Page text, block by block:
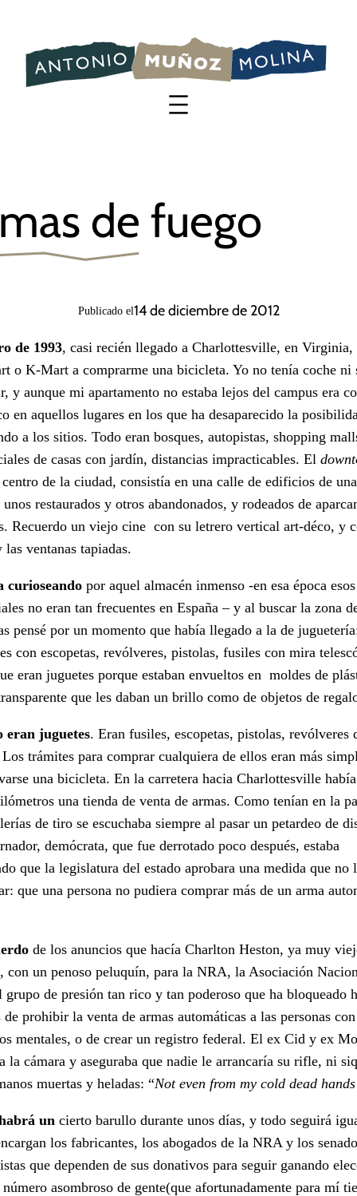
contenido
de fuego
Publicado el14 de diciembre de 2012
de 1993, casi recién llegado a Charlottesville, en
o K-Mart a comprarme una bicicleta. Yo no tenía coche ni
y aunque mi apartamento no estaba lejos del campus era
en aquellos lugares en los que ha desaparecido la
a los sitios. Todo eran bosques, autopistas, shopping
de casas con jardín, distancias impracticables. El
de la ciudad, consistía en una calle de edificios de
restaurados y otros abandonados, y rodeados de
Recuerdo un viejo cine con su letrero vertical art-déco, y
las ventanas tapiadas.
curioseando por aquel almacén inmenso -en esa época
no eran tan frecuentes en España – y al buscar la zona
pensé por un momento que había llegado a la de
con escopetas, revólveres, pistolas, fusiles con mira
eran juguetes porque estaban envueltos en moldes de
que les daban un brillo como de objetos de
eran juguetes. Eran fusiles, escopetas, pistolas, revólveres
trámites para comprar cualquiera de ellos eran más
una bicicleta. En la carretera hacia Charlottesville
una tienda de venta de armas. Como tenían en la
de tiro se escuchaba siempre al pasar un petardeo de
demócrata, que fue derrotado poco después, estaba
que la legislatura del estado aprobara una medida que no
que una persona no pudiera comprar más de un arma
de los anuncios que hacía Charlton Heston, ya muy
con un penoso peluquín, para la NRA, la Asociación
de presión tan rico y tan poderoso que ha bloqueado
de prohibir la venta de armas automáticas a las personas con
mentales, o de crear un registro federal. El ex Cid y ex
la cámara y aseguraba que nadie le arrancaría su rifle, ni
muertas y heladas: “Not even from my cold dead
un cierto barullo durante unos días, y todo seguirá
los fabricantes, los abogados de la NRA y los
que dependen de sus donativos para seguir ganando
número asombroso de gente(que afortunadamente para mí